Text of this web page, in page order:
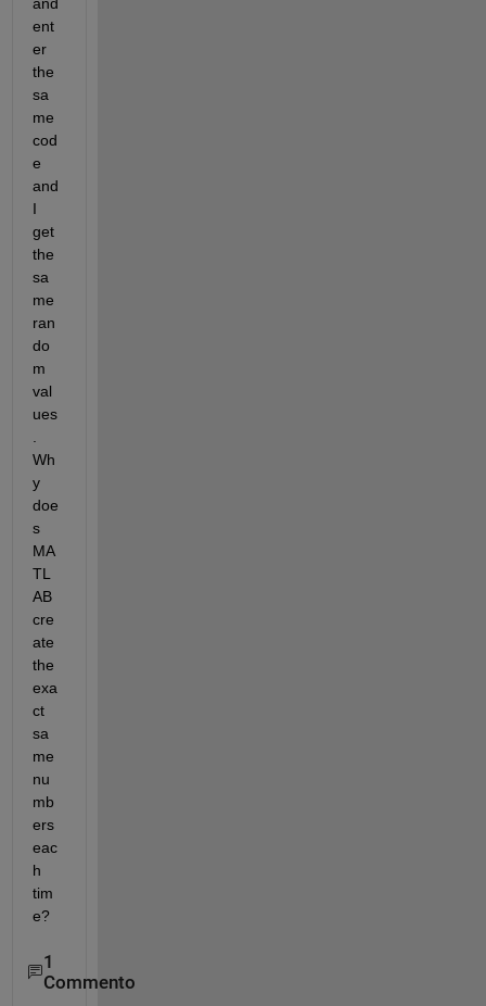
ent
er
the
sa
me
cod
e
and
I
get
the
sa
me
ran
do
m
val
ues
Wh
y
doe
s
MA
TL
AB
cre
ate
the
exa
ct
sa
me
nu
mb
ers
eac
h
tim
e?
1
Commento